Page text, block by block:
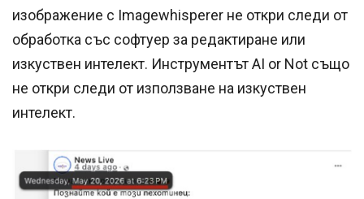
изображение с Imagewhisperer не откри следи от
обработка със софтуер за редактиране или
изкуствен интелект. Инструментът ΑΙ or Not също
не откри следи от използване на изкуствен
интелект.